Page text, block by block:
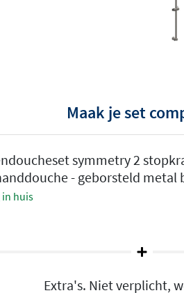
hoofddouches: van 20
slanke slim uitvoering.
voor een strakke,
opstelling. Elke
je douchebeurt tot
Maak je set
symmetry 2
- geborsteld metal
in huis
Extra's. Niet verplicht,